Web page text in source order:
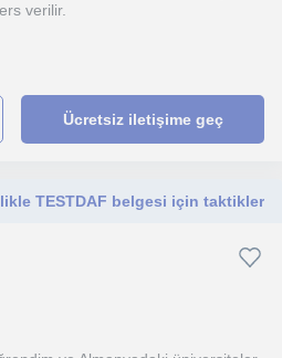
verilir.
Ücretsiz iletişime geç
TESTDAF belgesi için taktikler